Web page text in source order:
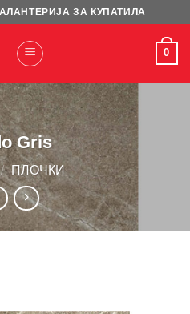
ЗА КУПАТИЛА
0
Gris
/ ПЛОЧКИ